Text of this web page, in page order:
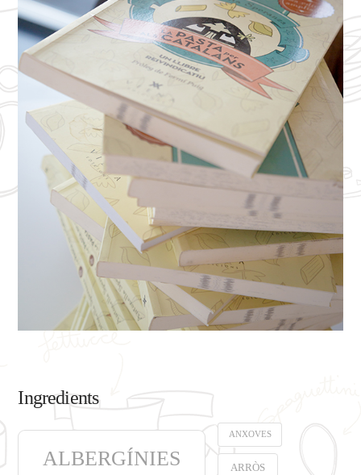
Ingredients
ALBERGÍNIES
ANXOVES
ARRÒS